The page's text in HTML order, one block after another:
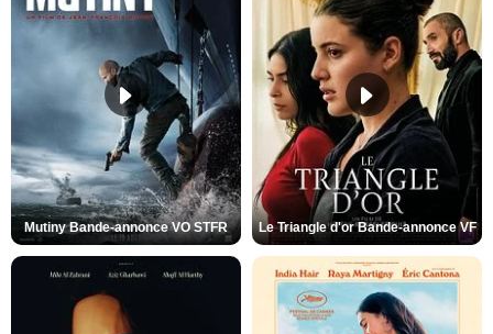
Mutiny Bande-annonce VO STFR Le Triangle d'or Bande-annonce VF